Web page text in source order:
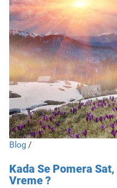
Blog /
Kada Se Pomera
Vreme ?